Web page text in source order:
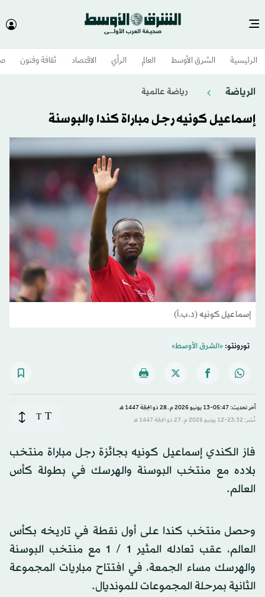
الرئيسية الشرق الأوسط​ العالم الرأي الاقتصاد ثقافة وفنون
الرياضة رياضة عالمية
إسماعيل كونيه رجل مباراة كندا والبوسنة
إسماعيل كونيه (د.ب.أ)
تورونتو:«الشرق الأوسط»
آخر تحديث: 05:47-13 يونيو 2026 م ـ 28 ذو الحِجّة 1447 هـ
نُشر: 23:32-12 يونيو 2026 م ـ 27 ذو الحِجّة 1447 هـ
T
T
فاز الكندي إسماعيل كونيه بجائزة رجل مباراة منتخب
بلاده مع منتخب البوسنة والهرسك في بطولة كأس
العالم.
وحصل منتخب كندا على أول نقطة في تاريخه بكأس
العالم، عقب تعادله المثير 1 / 1 مع منتخب البوسنة
والهرسك مساء الجمعة، في افتتاح مباريات المجموعة
الثانية بمرحلة المجموعات للمونديال.